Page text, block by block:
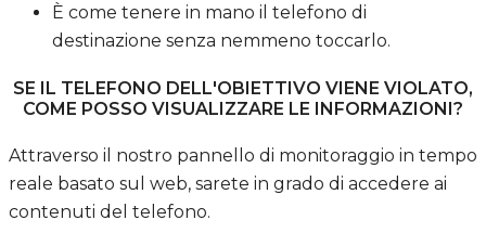
È come tenere in mano il telefono di
destinazione senza nemmeno toccarlo.
SE IL TELEFONO DELL'OBIETTIVO VIENE VIOLATO,
COME POSSO VISUALIZZARE LE INFORMAZIONI?
Attraverso il nostro pannello di monitoraggio in tempo
reale basato sul web, sarete in grado di accedere ai
contenuti del telefono.